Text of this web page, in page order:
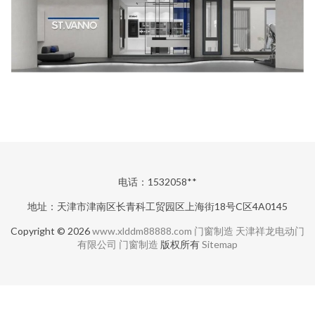
电话：1532058**
地址：天津市津南区长青科工贸园区上海街18号C区4A0145
Copyright © 2026www.xlddm88888.com 门窗制造 天津祥龙电动门
有限公司 门窗制造 版权所有Sitemap